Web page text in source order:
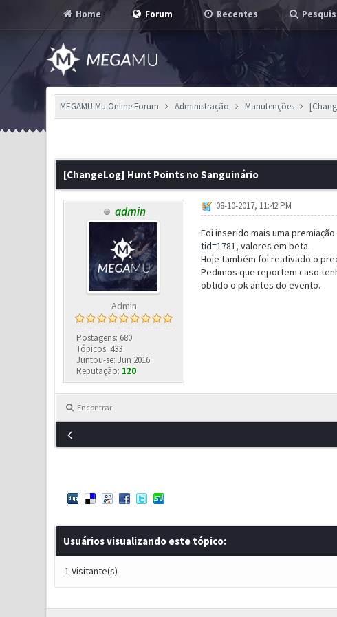
Home Forum Recentes
MEGAMU Mu Online Forum Administração Manutenções
[ChangeLog] Hunt Points no Sanguinário
admin
Admin
Postagens: 680
Tópicos: 433
Juntou-se: Jun 2016
Reputação: 120
08-10-2017, 11:42 PM
Foi inserido mais uma
tid=1781, valores em beta.
Hoje também foi reativado o
Pedimos que reportem caso
obtido o pk antes do evento.
Encontrar
Usuários visualizando este tópico:
1 Visitante(s)